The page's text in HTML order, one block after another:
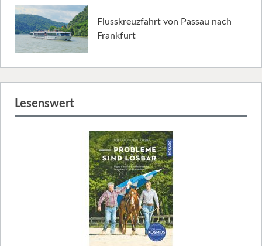
Flusskreuzfahrt von Passau nach
Frankfurt
Lesenswert